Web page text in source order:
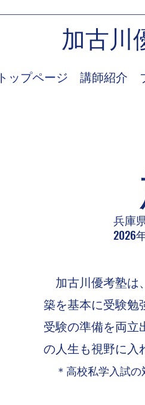
加古川
トップページ 講師紹介
兵庫
2026
加古川優考塾は
築を基本に受験勉
受験の準備を両立
の人生も視野に入
＊高校私学入試